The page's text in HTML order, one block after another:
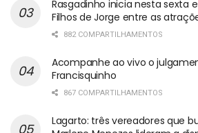
Rasgadinho inicia nesta sexta
Filhos de Jorge entre as
882 COMPARTILHAMENTOS
Acompanhe ao vivo o
Francisquinho
867 COMPARTILHAMENTOS
Lagarto: três vereadores que